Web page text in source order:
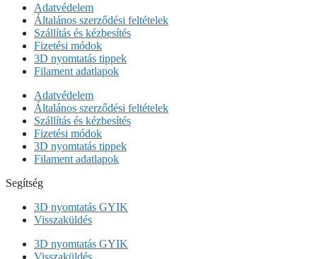
Adatvédelem
Általános szerződési feltételek
Szállítás és kézbesítés
Fizetési módok
3D nyomtatás tippek
Filament adatlapok
Adatvédelem
Általános szerződési feltételek
Szállítás és kézbesítés
Fizetési módok
3D nyomtatás tippek
Filament adatlapok
Segítség
3D nyomtatás GYIK
Visszaküldés
3D nyomtatás GYIK
Visszaküldés